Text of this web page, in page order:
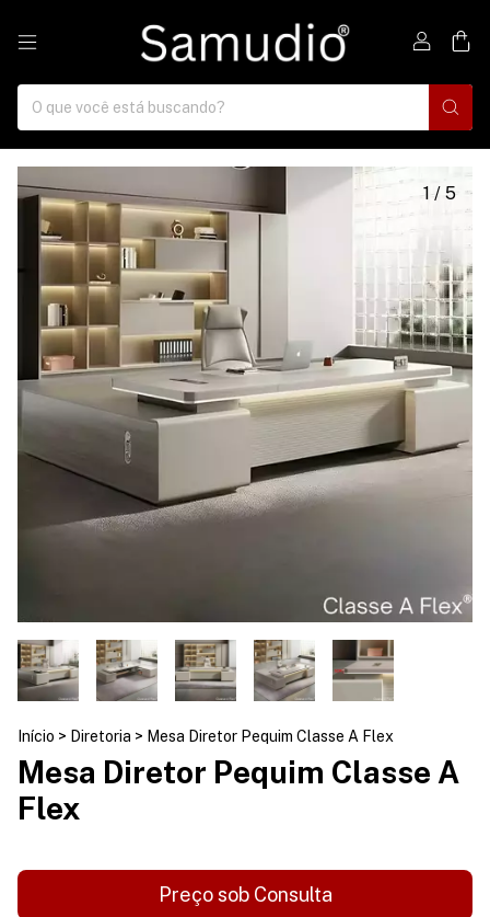
1/ 5
Início > Diretoria > Mesa Diretor Pequim Classe A Flex
Mesa Diretor Pequim Classe A
Flex